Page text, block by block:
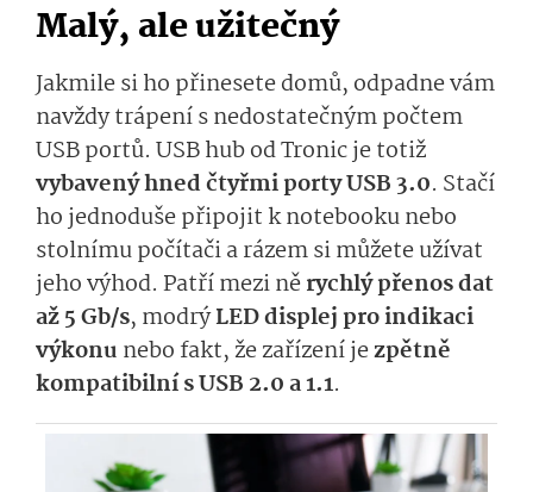
Malý, ale užitečný
Jakmile si ho přinesete domů, odpadne vám
navždy trápení s nedostatečným počtem
USB portů. USB hub od Tronic je totiž
vybavený hned čtyřmi porty USB 3.0. Stačí
ho jednoduše připojit k notebooku nebo
stolnímu počítači a rázem si můžete užívat
jeho výhod. Patří mezi něrychlý přenos dat
až 5 Gb/s, modrýLED displej pro indikaci
výkonu nebo fakt, že zařízení jezpětně
kompatibilní s USB 2.0 a 1.1.